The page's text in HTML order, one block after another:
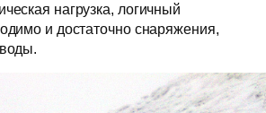
нагрузка, логичный
и достаточно снаряжения,